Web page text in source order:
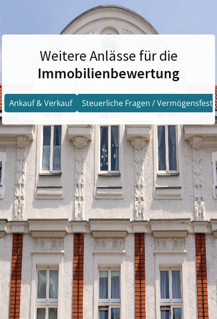
Weitere Anlässe für die
Immobilienbewertung
Ankauf & Verkauf Steuerliche Fragen /